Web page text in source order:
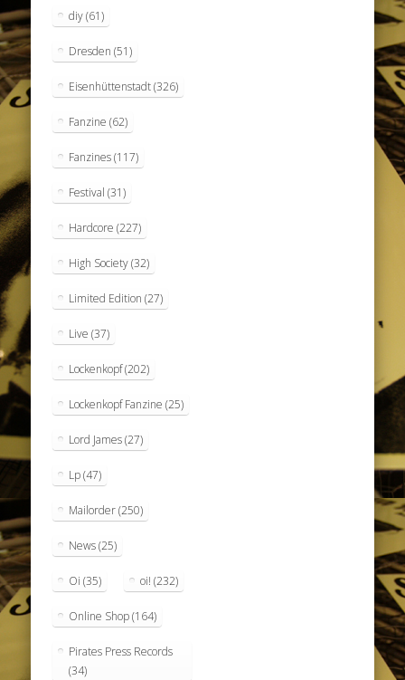
diy(61)
Dresden (51)
Eisenhüttenstadt(326)
Fanzine (62)
Fanzines(117)
Festival (31)
Hardcore (227)
High Society(32)
Limited Edition (27)
Live (37)
Lockenkopf(202)
Lockenkopf Fanzine (25)
Lord James(27)
Lp(47)
Mailorder(250)
News(25)
Oi (35) oi! (232)
Online Shop(164)
Pirates Press Records
(34)